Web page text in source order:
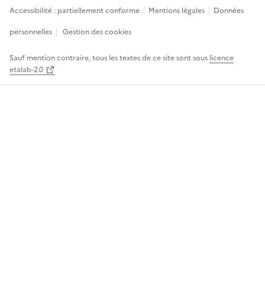
Accessibilité : partiellement conforme Mentions légales
Données
personnelles
Gestion des cookies
Sauf mention contraire, tous les textes de ce site sont sous licence
etalab-2.0